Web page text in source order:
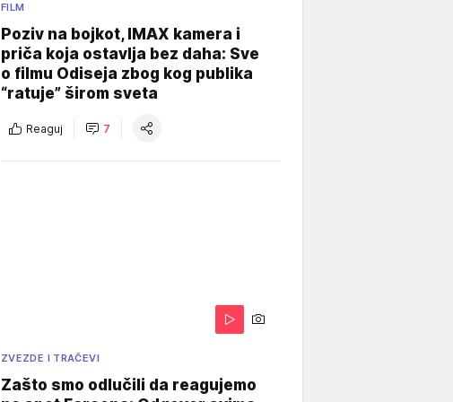
FILM
Poziv na bojkot, IMAX kamera i
priča koja ostavlja bez daha: Sve
o filmu Odiseja zbog kog publika
“ratuje” širom sveta
Reaguj 7
ZVEZDE I TRAČEVI
Zašto smo odlučili da reagujemo